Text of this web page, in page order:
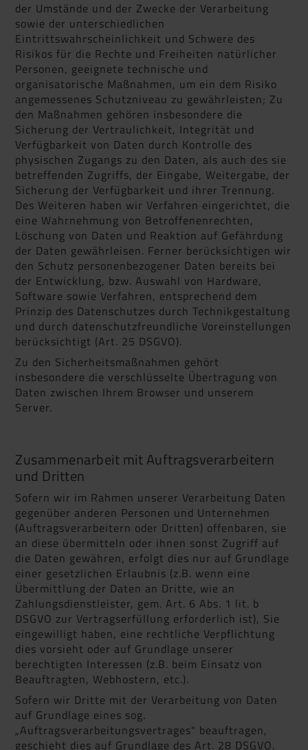
der Umstände und der Zwecke der Verarbeitung
sowie der unterschiedlichen
Eintrittswahrscheinlichkeit und Schwere des
Risikos für die Rechte und Freiheiten natürlicher
Personen, geeignete technische und
organisatorische Maßnahmen, um ein dem Risiko
angemessenes Schutzniveau zu gewährleisten; Zu
den Maßnahmen gehören insbesondere die
Sicherung der Vertraulichkeit, Integrität und
Verfügbarkeit von Daten durch Kontrolle des
physischen Zugangs zu den Daten, als auch des sie
betreffenden Zugriffs, der Eingabe, Weitergabe, der
Sicherung der Verfügbarkeit und ihrer Trennung.
Des Weiteren haben wir Verfahren eingerichtet, die
eine Wahrnehmung von Betroffenenrechten,
Löschung von Daten und Reaktion auf Gefährdung
der Daten gewährleisen. Ferner berücksichtigen wir
den Schutz personenbezogener Daten bereits bei
der Entwicklung, bzw. Auswahl von Hardware,
Software sowie Verfahren, entsprechend dem
Prinzip des Datenschutzes durch Technikgestaltung
und durch datenschutzfreundliche Voreinstellungen
berücksichtigt (Art. 25 DSGVO).
Zu den Sicherheitsmaßnahmen gehört
insbesondere die verschlüsselte Übertragung von
Daten zwischen Ihrem Browser und unserem
Server.
Zusammenarbeit mit Auftragsverarbeitern
und Dritten
Sofern wir im Rahmen unserer Verarbeitung Daten
gegenüber anderen Personen und Unternehmen
(Auftragsverarbeitern oder Dritten) offenbaren, sie
an diese übermitteln oder ihnen sonst Zugriff auf
die Daten gewähren, erfolgt dies nur auf Grundlage
einer gesetzlichen Erlaubnis (z.B. wenn eine
Übermittlung der Daten an Dritte, wie an
Zahlungsdienstleister, gem. Art. 6 Abs. 1 lit. b
DSGVO zur Vertragserfüllung erforderlich ist), Sie
eingewilligt haben, eine rechtliche Verpflichtung
dies vorsieht oder auf Grundlage unserer
berechtigten Interessen (z.B. beim Einsatz von
Beauftragten, Webhostern, etc.).
Sofern wir Dritte mit der Verarbeitung von Daten
auf Grundlage eines sog.
„Auftragsverarbeitungsvertrages" beauftragen,
geschieht dies auf Grundlage des Art. 28 DSGVO.